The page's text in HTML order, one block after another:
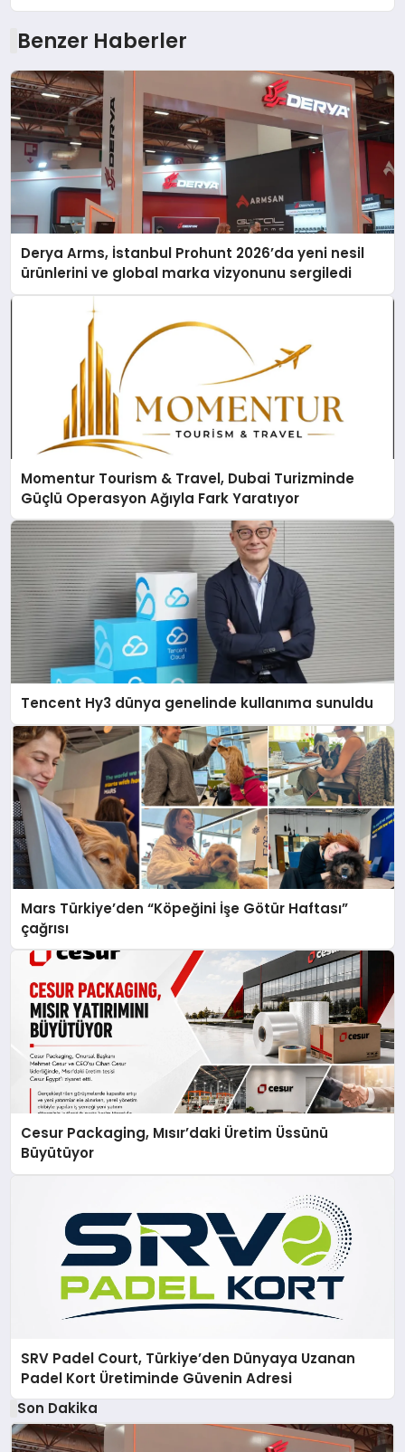
Benzer Haberler
Derya Arms, İstanbul Prohunt 2026’da yeni nesil
ürünlerini ve global marka vizyonunu sergiledi
Momentur Tourism & Travel, Dubai Turizminde
Güçlü Operasyon Ağıyla Fark Yaratıyor
Tencent Hy3 dünya genelinde kullanıma sunuldu
Mars Türkiye’den “Köpeğini İşe Götür Haftası”
çağrısı
Cesur Packaging, Mısır’daki Üretim Üssünü
Büyütüyor
SRV Padel Court, Türkiye’den Dünyaya Uzanan
Padel Kort Üretiminde Güvenin Adresi
Son Dakika